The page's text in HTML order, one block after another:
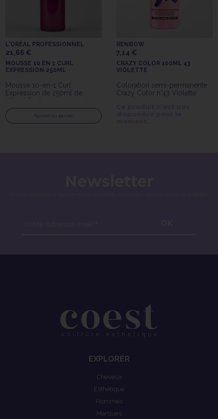
L'ORÉAL PROFESSIONNEL
21,66 €
MOUSSE 10 EN 1 CURL
EXPRESSION 250ML
Mousse 10-en-1 Curl
Expression de 250ml de
l'Oréal Profesionnel pour les
cheveux bouclés à crépus
Ajouter au panier
RENBOW
7,14 €
CRAZY COLOR 100ML 43
VIOLETTE
Coloration semi-permanente
Crazy Color n°43 Violette
100ml
EXPLORER
Cheveux
Esthétique
Hommes
Marques